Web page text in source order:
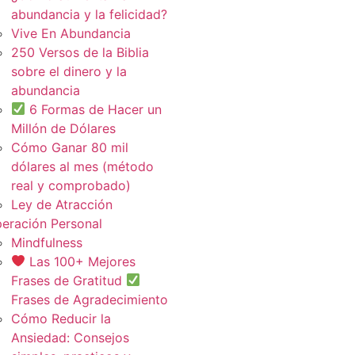
abundancia y la felicidad?
Vive En Abundancia
250 Versos de la Biblia
sobre el dinero y la
abundancia
6 Formas de Hacer un
Millón de Dólares
Cómo Ganar 80 mil
dólares al mes (método
real y comprobado)
Ley de Atracción
Personal
Mindfulness
Las 100+ Mejores
Frases de Gratitud
Frases de Agradecimiento
Cómo Reducir la
Ansiedad: Consejos